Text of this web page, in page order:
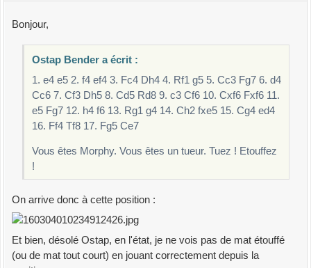
Bonjour,
Ostap Bender a écrit :
1. e4 e5 2. f4 ef4 3. Fc4 Dh4 4. Rf1 g5 5. Cc3 Fg7 6. d4
Cc6 7. Cf3 Dh5 8. Cd5 Rd8 9. c3 Cf6 10. Cxf6 Fxf6 11.
e5 Fg7 12. h4 f6 13. Rg1 g4 14. Ch2 fxe5 15. Cg4 ed4
16. Ff4 Tf8 17. Fg5 Ce7
Vous êtes Morphy. Vous êtes un tueur. Tuez ! Etouffez
!
On arrive donc à cette position :
Et bien, désolé Ostap, en l'état, je ne vois pas de mat étouffé
(ou de mat tout court) en jouant correctement depuis la